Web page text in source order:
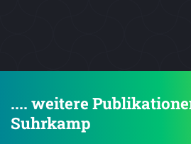
.... weitere
Suhrkamp